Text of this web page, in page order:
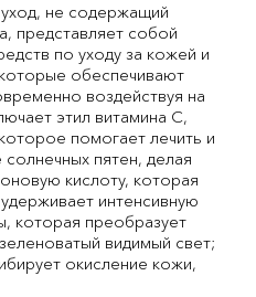
не содержащий
представляет собой
по уходу за кожей и
обеспечивают
воздействуя на
этил витамина С,
помогает лечить и
пятен, делая
кислоту, которая
интенсивную
которая преобразует
видимый свет;
окисление кожи,